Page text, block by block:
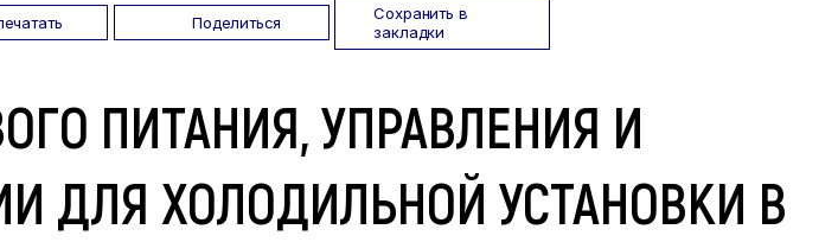
Поделиться
Сохранить в
закладки
ПИТАНИЯ, УПРАВЛЕНИЯ И
ДЛЯ ХОЛОДИЛЬНОЙ УСТАНОВКИ В